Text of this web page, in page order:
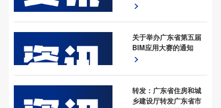
关于举办广东省第五届
BIM应用大赛的通知
转发：广东省住房和城
乡建设厅转发广东省市